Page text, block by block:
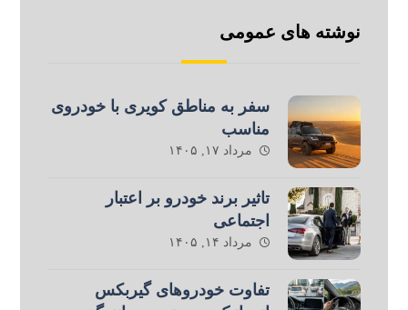
نوشته های عمومی
سفر به مناطق کویری با خودروی
مناسب
مرداد ۱۷, ۱۴۰۵
تاثیر برند خودرو بر اعتبار
اجتماعی
مرداد ۱۴, ۱۴۰۵
تفاوت خودروهای گیربکس